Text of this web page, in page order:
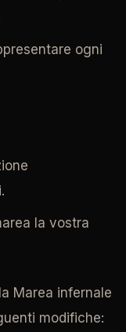
ogni
la vostra
Marea infernale
modifiche: